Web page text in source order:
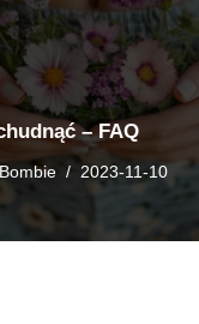
– FAQ
2023-11-10